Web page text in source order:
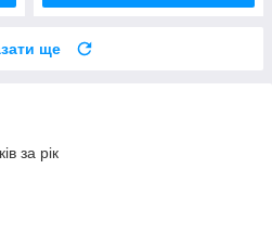
ще
за рік